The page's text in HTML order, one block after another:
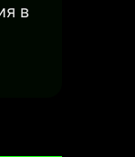
в